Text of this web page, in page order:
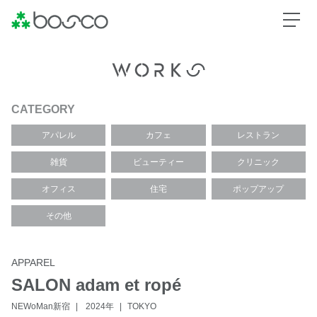
CATEGORY
アパレル カフェ レストラン
雑貨 ビューティー クリニック
オフィス 住宅 ポップアップ
その他
APPAREL
SALON adam et ropé
NEWoMan新宿 2024年 TOKYO